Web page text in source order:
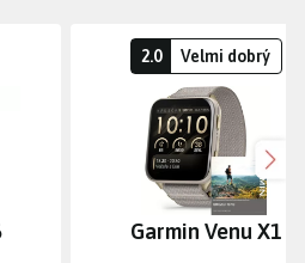
2.0 Velmi dobrý
Garmin Venu X1